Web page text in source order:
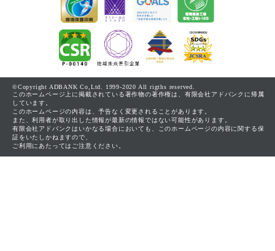
©Copyright ADBANK Co,Ltd. 1999-2020 All rigths reserved.
このホームページ上に掲載されている著作物の著作権は、有限会社アドバンクに帰属
しています。
このホームページの内容は、予告なく変更されることがあります。
また、利用者が取り出した情報が最新の情報ではない可能性があります。
有限会社アドバンクはいかなる場合においても、このホームページの内容に関する保
証をいたしかねますので、
ご利用にあたってはご注意ください。